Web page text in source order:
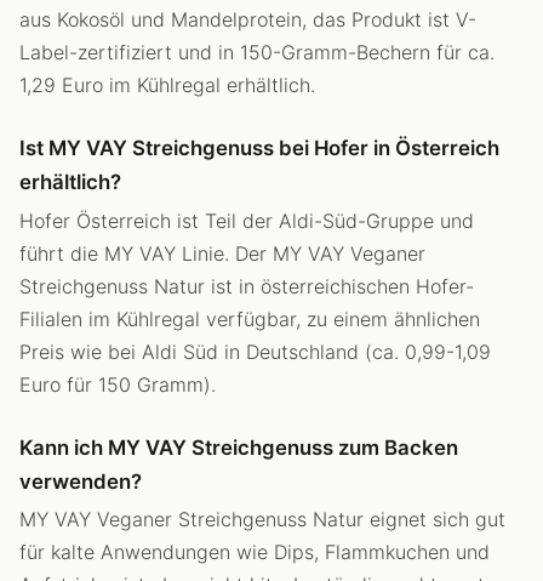
aus Kokosöl und Mandelprotein, das Produkt ist V-
Label-zertifiziert und in 150-Gramm-Bechern für ca.
1,29 Euro im Kühlregal erhältlich.
Ist MY VAY Streichgenuss bei Hofer in Österreich
erhältlich?
Hofer Österreich ist Teil der Aldi-Süd-Gruppe und
führt die MY VAY Linie. Der MY VAY Veganer
Streichgenuss Natur ist in österreichischen Hofer-
Filialen im Kühlregal verfügbar, zu einem ähnlichen
Preis wie bei Aldi Süd in Deutschland (ca. 0,99-1,09
Euro für 150 Gramm).
Kann ich MY VAY Streichgenuss zum Backen
verwenden?
MY VAY Veganer Streichgenuss Natur eignet sich gut
für kalte Anwendungen wie Dips, Flammkuchen und